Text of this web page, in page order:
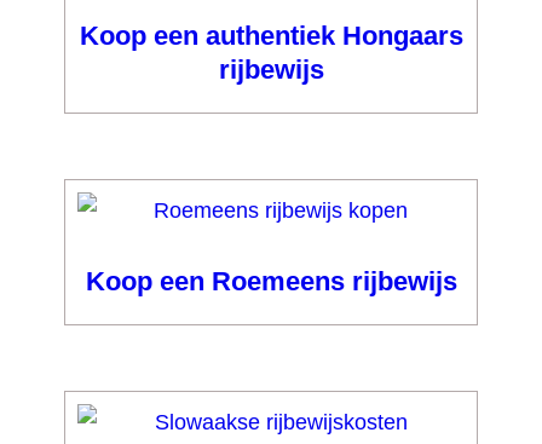
Koop een authentiek Hongaars
rijbewijs
Koop een Roemeens rijbewijs